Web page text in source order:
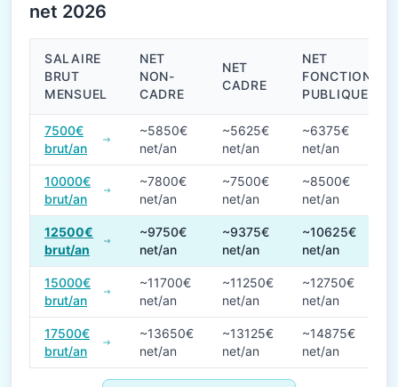
net 2026
Conversions de salaire brut en net en 2026
SALAIRE
BRUT
MENSUEL
NET
NON-
CADRE
NET
CADRE
NET
FONCTION
PUBLIQUE
7500€
brut/an
~5850€
net/an
~5625€
net/an
~6375€
net/an
10000€
brut/an
~7800€
net/an
~7500€
net/an
~8500€
net/an
12500€
brut/an
~9750€
net/an
~9375€
net/an
~10625€
net/an
15000€
brut/an
~11700€
net/an
~11250€
net/an
~12750€
net/an
17500€
brut/an
~13650€
net/an
~13125€
net/an
~14875€
net/an